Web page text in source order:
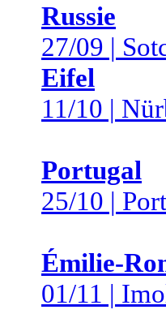
Russie
27/09 |
Eifel
11/10 |
Portugal
25/10 |
Émilie-
01/11 |